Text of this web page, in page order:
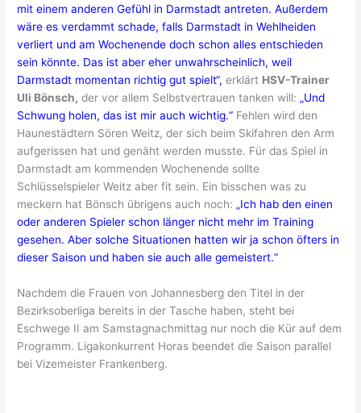
mit einem anderen Gefühl in Darmstadt antreten. Außerdem
wäre es verdammt schade, falls Darmstadt in Wehlheiden
verliert und am Wochenende doch schon alles entschieden
sein könnte. Das ist aber eher unwahrscheinlich, weil
Darmstadt momentan richtig gut spielt“, erklärt HSV-Trainer
Uli Bönsch, der vor allem Selbstvertrauen tanken will: „Und
Schwung holen, das ist mir auch wichtig.“ Fehlen wird den
Haunestädtern Sören Weitz, der sich beim Skifahren den Arm
aufgerissen hat und genäht werden musste. Für das Spiel in
Darmstadt am kommenden Wochenende sollte
Schlüsselspieler Weitz aber fit sein. Ein bisschen was zu
meckern hat Bönsch übrigens auch noch: „Ich hab den einen
oder anderen Spieler schon länger nicht mehr im Training
gesehen. Aber solche Situationen hatten wir ja schon öfters in
dieser Saison und haben sie auch alle gemeistert.“
Nachdem die Frauen von Johannesberg den Titel in der
Bezirksoberliga bereits in der Tasche haben, steht bei
Eschwege II am Samstagnachmittag nur noch die Kür auf dem
Programm. Ligakonkurrent Horas beendet die Saison parallel
bei Vizemeister Frankenberg.